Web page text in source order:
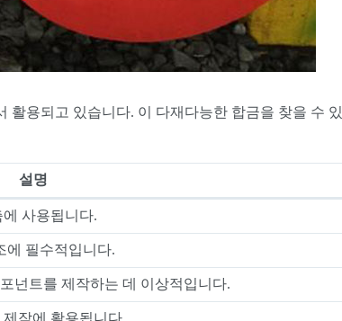
활용되고 있습니다. 이 다재다능한 합금을 찾을 수 있
설명
사용됩니다.
에 필수적입니다.
넌트를 제작하는 데 이상적입니다.